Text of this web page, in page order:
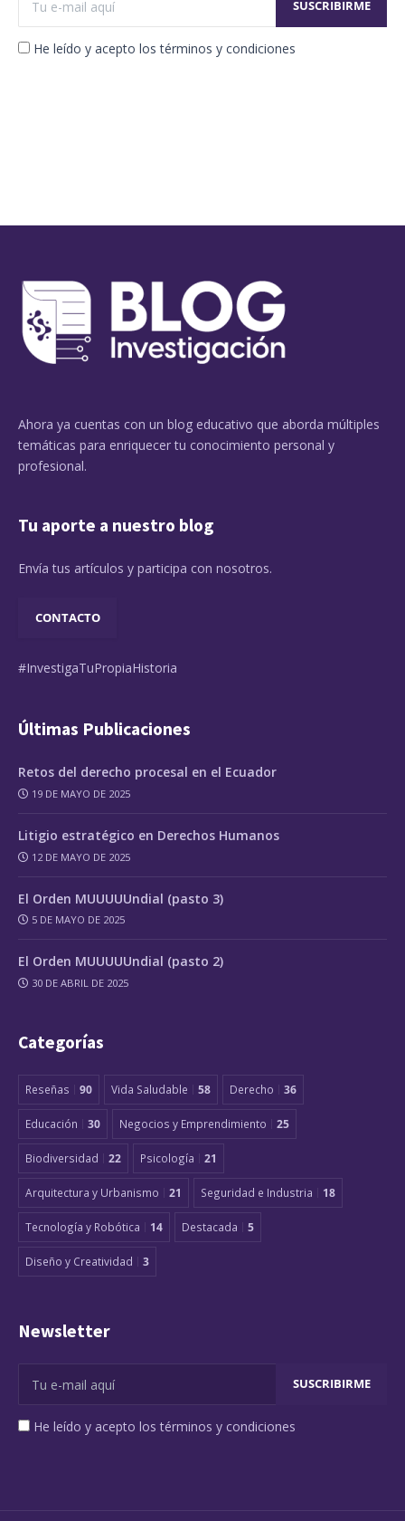
He leído y acepto los términos y condiciones
Ahora ya cuentas con un blog educativo que aborda múltiples
temáticas para enriquecer tu conocimiento personal y
profesional.
Tu aporte a nuestro blog
Envía tus artículos y participa con nosotros.
CONTACTO
#InvestigaTuPropiaHistoria
Últimas Publicaciones
Retos del derecho procesal en el Ecuador
19 DE MAYO DE 2025
Litigio estratégico en Derechos Humanos
12 DE MAYO DE 2025
El Orden MUUUUUndial (pasto 3)
5 DE MAYO DE 2025
El Orden MUUUUUndial (pasto 2)
30 DE ABRIL DE 2025
Categorías
Reseñas 90 Vida Saludable 58 Derecho 36
Educación 30 Negocios y Emprendimiento 25
Biodiversidad 22 Psicología 21
Arquitectura y Urbanismo 21 Seguridad e Industria 18
Tecnología y Robótica 14 Destacada 5
Diseño y Creatividad 3
Newsletter
He leído y acepto los términos y condiciones